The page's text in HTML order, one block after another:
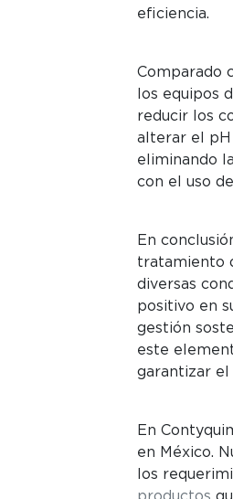
eficiencia.
Comparado
los equipos
reducir los
alterar el
eliminando
con el uso
En
tratamiento
diversas
positivo en
gestión
este
garantizar el
En
en México.
los